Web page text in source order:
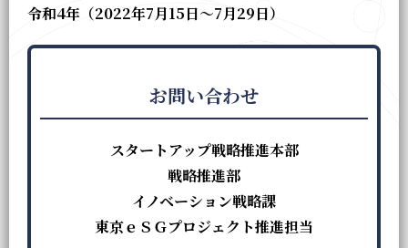
令和4年（2022年7月15日～7月29日）
お問い合わせ
スタートアップ戦略推進本部
戦略推進部
イノベーション戦略課
東京ｅＳＧプロジェクト推進担当